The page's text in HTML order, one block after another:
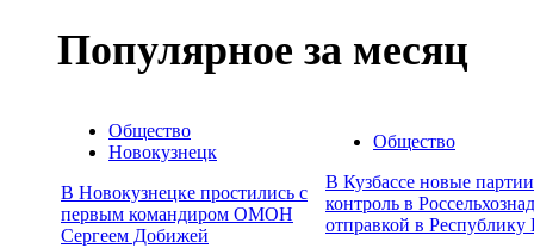
Популярное за месяц
Общество
Новокузнецк
В Новокузнецке простились с
первым командиром ОМОН
Сергеем Добижей
Общество
В Кузбассе новые
контроль в
отправкой в Республику